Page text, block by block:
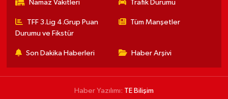
Namaz Vakitleri Trafik Durumu
TFF 3.Lig 4.Grup Puan
Durumu ve Fikstür
Tüm Manşetler
Son Dakika Haberleri Haber Arşivi
Haber Yazılımı: TE Bilişim